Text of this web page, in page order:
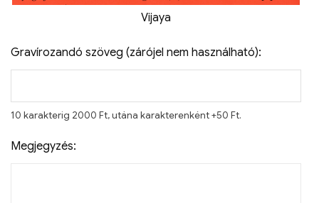
Vijaya
Gravírozandó szöveg (zárójel nem használható):
10 karakterig 2000 Ft, utána karakterenként +50 Ft.
Megjegyzés: